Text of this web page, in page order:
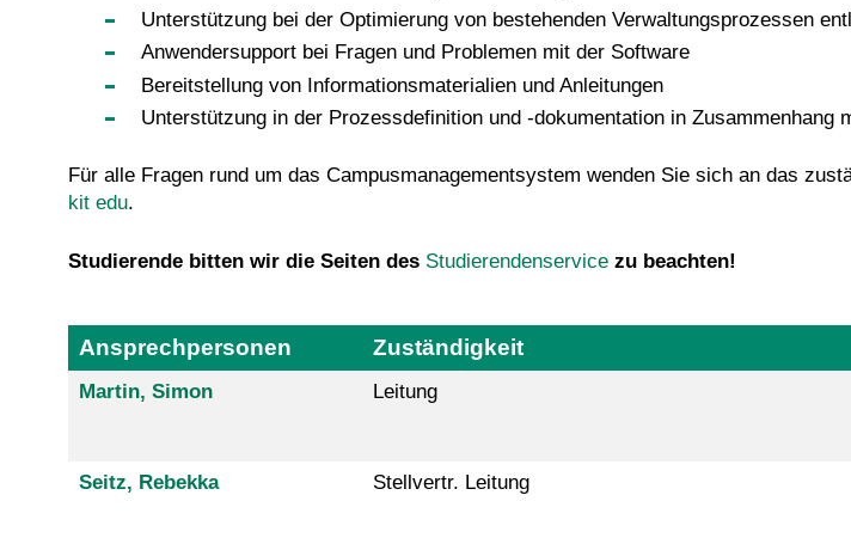
Unterstützung bei der Optimierung von bestehenden Verwaltungsprozessen
Anwendersupport bei Fragen und Problemen mit der Software
Bereitstellung von Informationsmaterialien und Anleitungen
Unterstützung in der Prozessdefinition und -dokumentation in Zusammenhang
Für alle Fragen rund um das Campusmanagementsystem wenden Sie sich an das
kit edu.
Studierende bitten wir die Seiten des Studierendenservice zu beachten!
Ansprechpersonen Zuständigkeit
Martin, Simon Leitung
Seitz, Rebekka
Stellvertr. Leitung